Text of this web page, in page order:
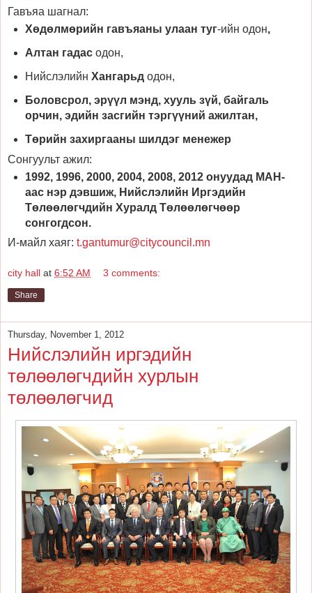
Гавъяа шагнал:
Хөдөлмөрийн гавъяаны улаан туг-ийн одон,
Алтан гадасодон,
Нийслэлийн Хангарьдодон,
Боловсрол, эрүүл мэнд, хууль зүй, байгаль
орчин, эдийн засгийн тэргүүний ажилтан,
Төрийн захиргааны шилдэг менежер
Сонгуульт ажил:
1992, 1996, 2000, 2004, 2008, 2012 онуудад МАН-
аас нэр дэвшиж, Нийслэлийн Иргэдийн
Төлөөлөгчдийн Хуралд Төлөөлөгчөөр
сонгогдсон.
И-майл хаяг: t.gantumur@citycouncil.mn
city hall at 6:52 AM 3 comments:
Share
Thursday, November 1, 2012
Нийслэлийн иргэдийн
төлөөлөгчдийн хурлын
төлөөлөгчид